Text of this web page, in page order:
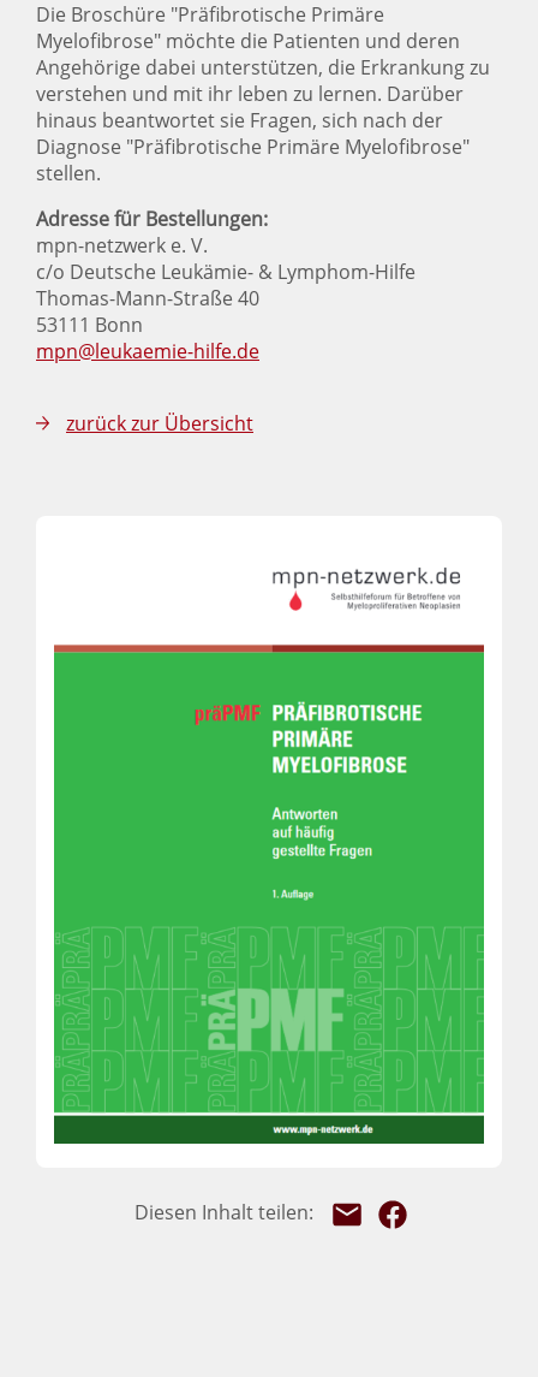
Die Broschüre "Präfibrotische Primäre
Myelofibrose" möchte die Patienten und deren
Angehörige dabei unterstützen, die Erkrankung zu
verstehen und mit ihr leben zu lernen. Darüber
hinaus beantwortet sie Fragen, sich nach der
Diagnose "Präfibrotische Primäre Myelofibrose"
stellen.
Adresse für Bestellungen:
mpn-netzwerk e. V.
c/o Deutsche Leukämie- & Lymphom-Hilfe
Thomas-Mann-Straße 40
53111 Bonn
mpn@leukaemie-hilfe.de
zurück zur Übersicht